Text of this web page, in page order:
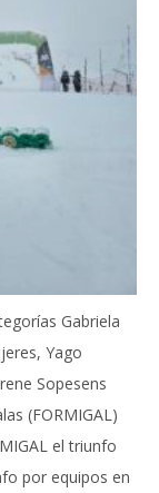
Gabriela
Yago
Sopesens
(FORMIGAL)
el triunfo
por equipos en